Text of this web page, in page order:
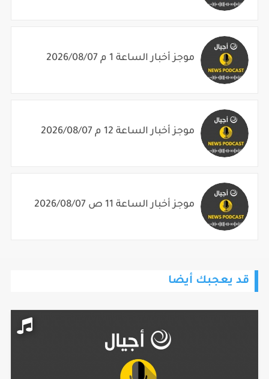
موجز أخبار الساعة 1 م 2026/08/07
موجز أخبار الساعة 12 م 2026/08/07
موجز أخبار الساعة 11 ص 2026/08/07
قد يعجبك أيضا